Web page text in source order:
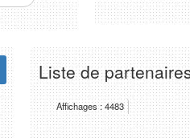
Liste de
Affichages : 4483